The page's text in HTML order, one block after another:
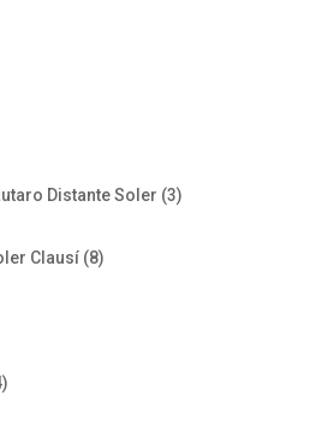
Distante Soler (3)
Clausí (8)